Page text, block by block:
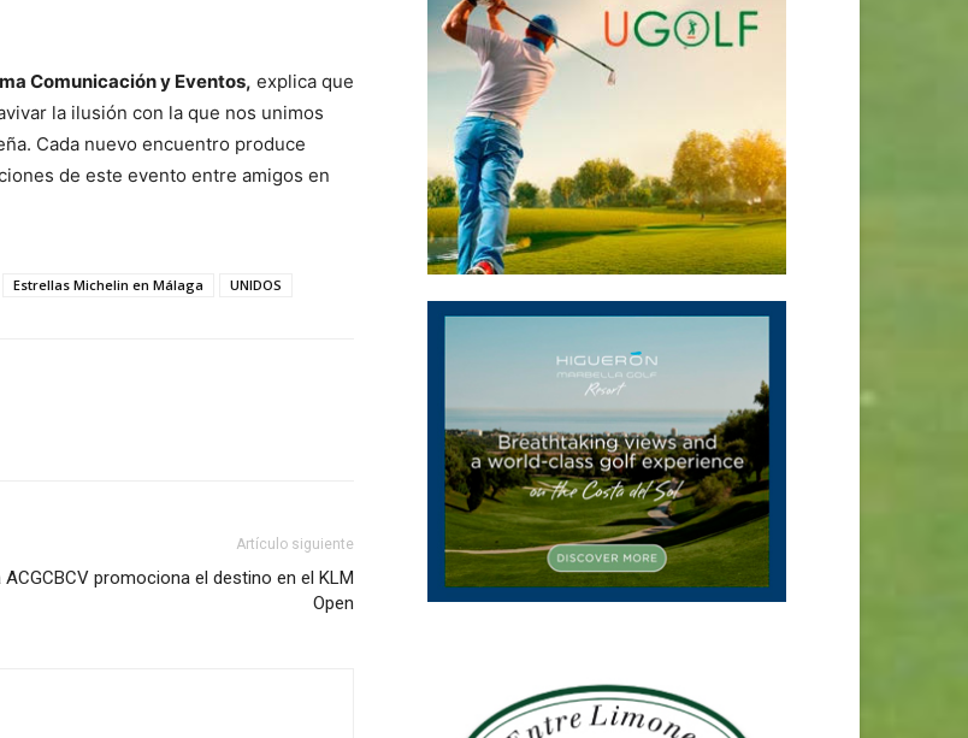
Comunicación y Eventos, explica que
la ilusión con la que nos unimos
Cada nuevo encuentro produce
de este evento entre amigos en
Estrellas Michelin en Málaga UNIDOS
Artículo siguiente
ACGCBCV promociona el destino en el KLM
Open